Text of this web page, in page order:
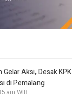
Aksi, Desak KPK
di Pemalang
am WIB